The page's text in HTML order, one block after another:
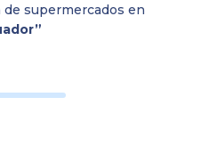
supermercados en